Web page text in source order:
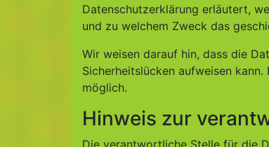
Datenschutzerklärung erläutert,
und zu welchem Zweck das
Wir weisen darauf hin, dass die
Sicherheitslücken aufweisen
möglich.
Hinweis zur
Die verantwortliche Stelle für die